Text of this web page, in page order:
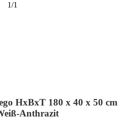
1/1
HxBxT 180 x 40 x 50 cm
Anthrazit